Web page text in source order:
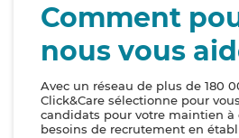
Comment
nous vous
Avec un réseau de plus de 180
Click&Care sélectionne pour
candidats pour votre maintien à
besoins de recrutement en